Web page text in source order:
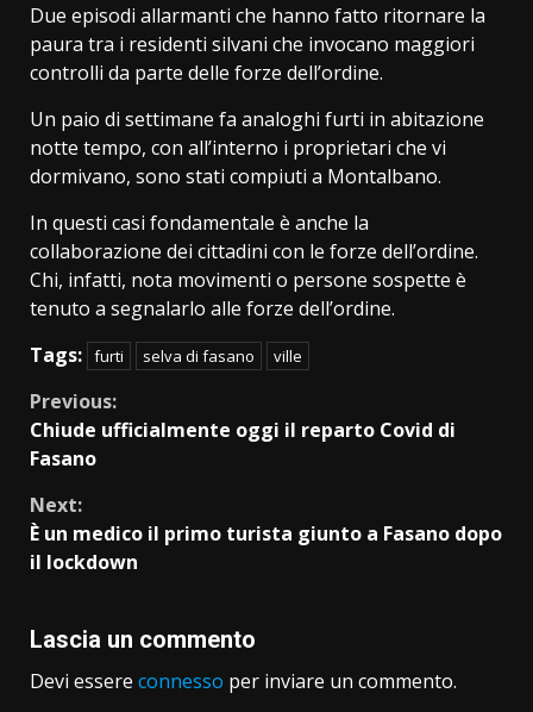
Due episodi allarmanti che hanno fatto ritornare la
paura tra i residenti silvani che invocano maggiori
controlli da parte delle forze dell’ordine.
Un paio di settimane fa analoghi furti in abitazione
notte tempo, con all’interno i proprietari che vi
dormivano, sono stati compiuti a Montalbano.
In questi casi fondamentale è anche la
collaborazione dei cittadini con le forze dell’ordine.
Chi, infatti, nota movimenti o persone sospette è
tenuto a segnalarlo alle forze dell’ordine.
Tags: furti selva di fasano ville
Continue
Reading
Previous:
Chiude ufficialmente oggi il reparto Covid di
Fasano
Next:
È un medico il primo turista giunto a Fasano dopo
il lockdown
Lascia un commento
Devi essere connesso per inviare un commento.